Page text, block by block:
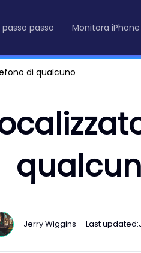
passo Monitora iPhone
di qualcuno
Jerry Wiggins Last updated: